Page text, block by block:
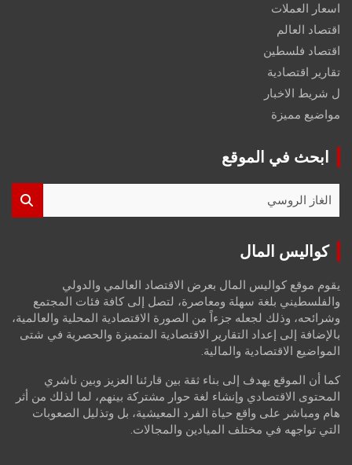
اسعار العملات
اقتصاد العالم
اقتصاد فلسطين
تقارير اقتصادية
ل شريط الاخبار
مواضيع مميزة
ابحث في الموقع
r
كواليس المال
يقوم موقع كواليس المال بعرض الاقتصاد العالمي والدولي
والفلسطيني بلغة سهلة ومعاصرة، لتصل إلى كافة فئات المجتمع
وشرائحه، وذلك لجعله جزءاً من الصورة الاقتصادية المحلية والعالمية،
بالإضافة إلى إعداد التقارير الاقتصادية المتميزة والحصرية في شتى
المواضيع الاقتصادية والمالية.
كما أن الموقع يهدف إلى بناء ثقة بين قارئنا العزيز وبين ناشري
المحتوى الاقتصادي وإنشاء لغة حوار مشتركة بينهم، لما لذلك من أثر
هام ومباشر على واقع حياة الفرد المعيشية، بل وتذليل الصعوبات
التي تواجهه في مختلف الميادين والمجالات.